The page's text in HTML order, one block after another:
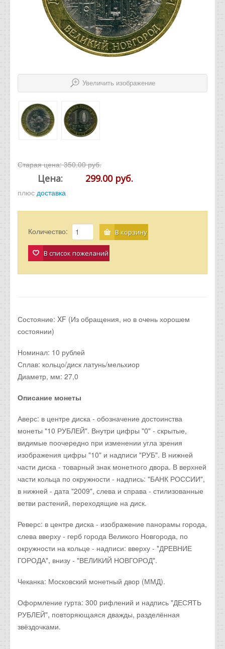
Увеличить изображение
Старая цена:350.00 руб.
Цена: 299.00 руб.
плюс доставка
Количество: В корзину
В список пожеланий
Состояние: XF (Из обращения, но в очень хорошем
состоянии)
Номинал: 10 рублей
Сплав: кольцо/диск латунь/мельхиор
Диаметр, мм: 27,0
Описание монеты
Аверс: в центре диска - обозначение достоинства
монеты "10 РУБЛЕЙ". Внутри цифры "0" - скрытые,
видимые поочередно при изменении угла зрения
изображения цифры "10" и надписи "РУБ". В нижней
части диска - товарный знак монетного двора. В верхней
части кольца по окружности - надпись: "БАНК РОССИИ",
в нижней - дата "2009", слева и справа - стилизованные
ветви растений, переходящие на диск.
Реверс: в центре диска - изображение панорамы города,
слева вверху - герб города Великого Новгорода, по
окружности на кольце - надписи: вверху - "ДРЕВНИЕ
ГОРОДА", внизу - "ВЕЛИКИЙ НОВГОРОД".
Чеканка: Московский монетный двор (ММД).
Оформление гурта: 300 рифлений и надпись "ДЕСЯТЬ
РУБЛЕЙ", повторяющаяся дважды, разделённая
звёздочками.